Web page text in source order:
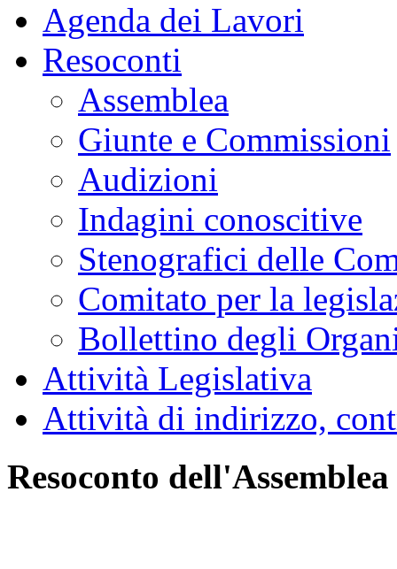
Agenda dei Lavori
Resoconti
Assemblea
Giunte e Commissioni
Audizioni
Indagini conoscitive
Stenografici delle
Comitato per la
Bollettino degli
Attività Legislativa
Attività di indirizzo,
Resoconto dell'Assemblea